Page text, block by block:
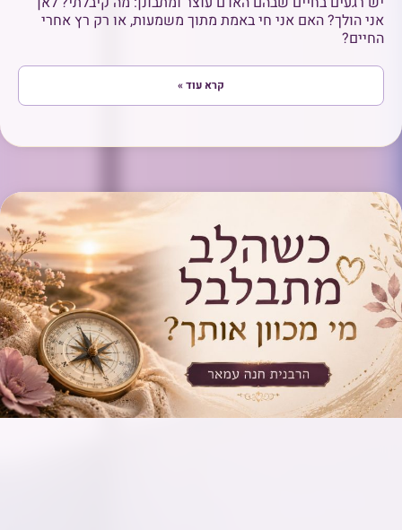
אני הולך? האם אני חי באמת מתוך משמעות, או רק רץ אחרי
החיים?
קרא עוד »